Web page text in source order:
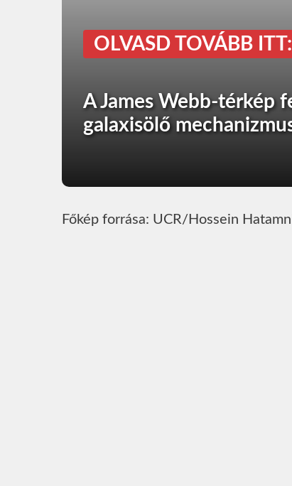
OLVASD TOVÁBB ITT:
A James Webb-térkép
galaxisölő
Főkép forrása: UCR/Hossein